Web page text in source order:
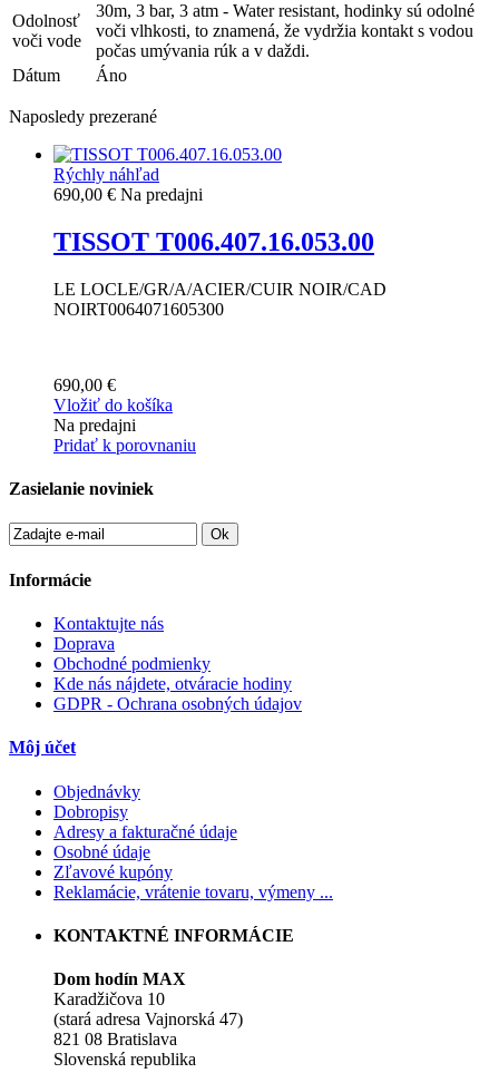
Odolnosť
voči vode
30m, 3 bar, 3 atm - Water resistant, hodinky sú odolné
voči vlhkosti, to znamená, že vydržia kontakt s vodou
počas umývania rúk a v daždi.
Dátum
Áno
Naposledy prezerané
Rýchly náhľad
690,00 € Na predajni
TISSOT T006.407.16.053.00
LE LOCLE/GR/A/ACIER/CUIR NOIR/CAD
NOIRT0064071605300
690,00 €
Vložiť do košíka
Na predajni
Pridať k porovnaniu
Zasielanie noviniek
Ok
Informácie
Kontaktujte nás
Doprava
Obchodné podmienky
Kde nás nájdete, otváracie hodiny
GDPR - Ochrana osobných údajov
Môj účet
Objednávky
Dobropisy
Adresy a fakturačné údaje
Osobné údaje
Zľavové kupóny
Reklamácie, vrátenie tovaru, výmeny ...
KONTAKTNÉ INFORMÁCIE
Dom hodín MAX
Karadžičova 10
(stará adresa Vajnorská 47)
821 08 Bratislava
Slovenská republika